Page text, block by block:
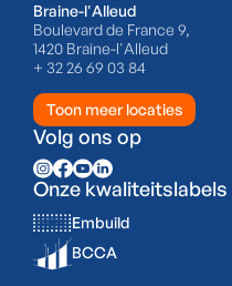
Braine-l'Alleud
Boulevard de France 9,
1420 Braine-l'Alleud
+ 32 26 69 03 84
Toon meer locaties
Volg ons op
Onze kwaliteitslabels
Embuild
BCCA